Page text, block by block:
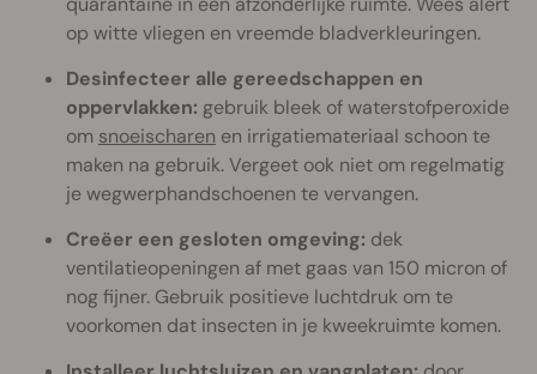
op witte vliegen en vreemde bladverkleuringen.
Desinfecteer alle gereedschappen en
oppervlakken: gebruik bleek of waterstofperoxide
om snoeischaren en irrigatiemateriaal schoon te
maken na gebruik. Vergeet ook niet om regelmatig
je wegwerphandschoenen te vervangen.
Creëer een gesloten omgeving: dek
ventilatieopeningen af met gaas van 150 micron of
nog fijner. Gebruik positieve luchtdruk om te
voorkomen dat insecten in je kweekruimte komen.